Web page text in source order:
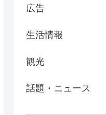
広告
生活情報
観光
話題・ニュース